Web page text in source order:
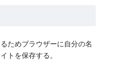
ためブラウザーに自分の名
トを保存する。